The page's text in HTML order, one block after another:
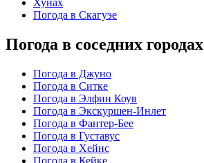
Хунах
Погода в Скагуэе
Погода в соседних городах
Погода в Джуно
Погода в Ситке
Погода в Элфин Коув
Погода в Экскуршен-Инлет
Погода в Фантер-Бее
Погода в Густавус
Погода в Хейнс
Погода в Кейке